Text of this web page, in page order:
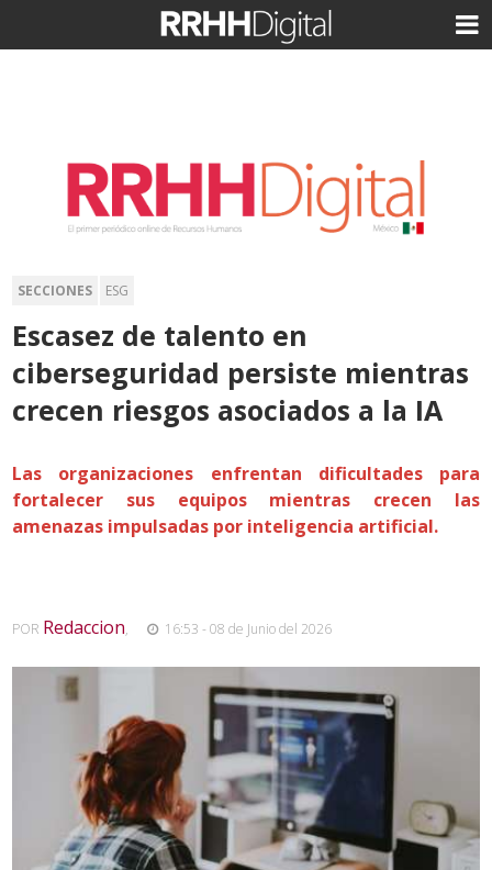
SECCIONES ESG
Escasez de talento en
ciberseguridad persiste mientras
crecen riesgos asociados a la IA
Las organizaciones enfrentan dificultades para
fortalecer sus equipos mientras crecen las
amenazas impulsadas por inteligencia artificial.
POR Redaccion, 16:53 - 08 de Junio del 2026